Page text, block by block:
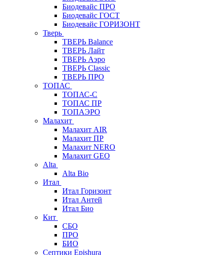
Биодевайс ПРО
Биодевайс ГОСТ
Биодевайс ГОРИЗОНТ
Тверь
ТВЕРЬ Balance
ТВЕРЬ Лайт
ТВЕРЬ Аэро
ТВЕРЬ Classic
ТВЕРЬ ПРО
ТОПАС
ТОПАС-С
ТОПАС ПР
ТОПАЭРО
Малахит
Малахит AIR
Малахит ПР
Малахит NERO
Малахит GEO
Alta
Alta Bio
Итал
Итал Горизонт
Итал Антей
Итал Био
Кит
СБО
ПРО
БИО
Септики Epishura